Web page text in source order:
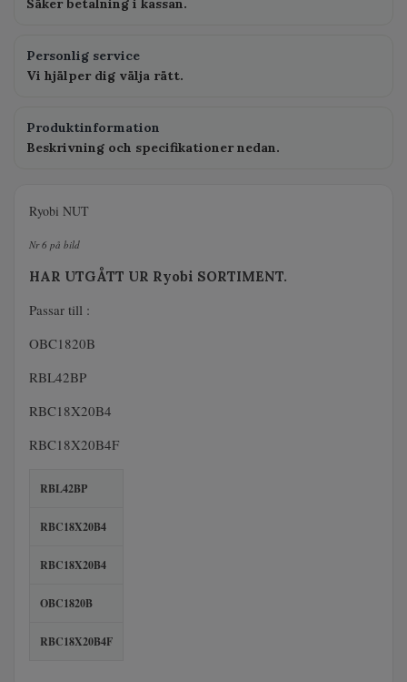
Säker betalning i kassan.
Personlig service
Vi hjälper dig välja rätt.
Produktinformation
Beskrivning och specifikationer nedan.
Ryobi NUT
Nr 6 på bild
HAR UTGÅTT UR Ryobi SORTIMENT.
Passar till :
OBC1820B
RBL42BP
RBC18X20B4
RBC18X20B4F
RBL42BP
RBC18X20B4
RBC18X20B4
OBC1820B
RBC18X20B4F